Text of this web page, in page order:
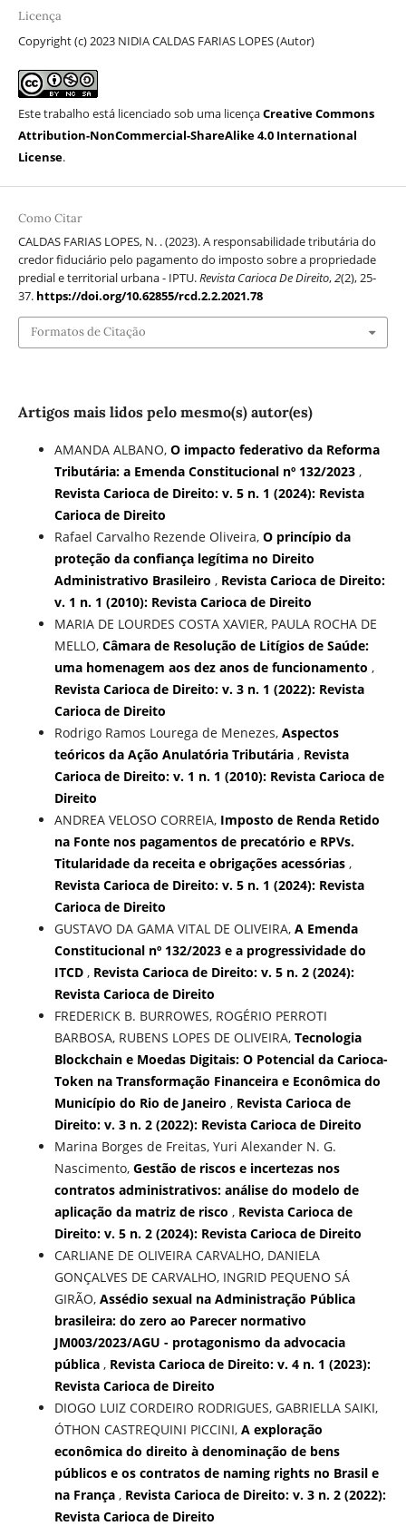
Licença
Copyright (c) 2023 NIDIA CALDAS FARIAS LOPES (Autor)
Este trabalho está licenciado sob uma licençaCreative Commons
Attribution-NonCommercial-ShareAlike 4.0 International
License.
Como Citar
CALDAS FARIAS LOPES, N. . (2023). A responsabilidade tributária do
credor fiduciário pelo pagamento do imposto sobre a propriedade
predial e territorial urbana - IPTU.Revista Carioca De Direito,2(2), 25-
37. https://doi.org/10.62855/rcd.2.2.2021.78
Formatos de Citação
Artigos mais lidos pelo mesmo(s) autor(es)
AMANDA ALBANO, O impacto federativo da Reforma
Tributária: a Emenda Constitucional nº 132/2023 ,
Revista Carioca de Direito: v. 5 n. 1 (2024): Revista
Carioca de Direito
Rafael Carvalho Rezende Oliveira, O princípio da
proteção da confiança legítima no Direito
Administrativo Brasileiro , Revista Carioca de Direito:
v. 1 n. 1 (2010): Revista Carioca de Direito
MARIA DE LOURDES COSTA XAVIER, PAULA ROCHA DE
MELLO, Câmara de Resolução de Litígios de Saúde:
uma homenagem aos dez anos de funcionamento ,
Revista Carioca de Direito: v. 3 n. 1 (2022): Revista
Carioca de Direito
Rodrigo Ramos Lourega de Menezes, Aspectos
teóricos da Ação Anulatória Tributária , Revista
Carioca de Direito: v. 1 n. 1 (2010): Revista Carioca de
Direito
ANDREA VELOSO CORREIA, Imposto de Renda Retido
na Fonte nos pagamentos de precatório e RPVs.
Titularidade da receita e obrigações acessórias ,
Revista Carioca de Direito: v. 5 n. 1 (2024): Revista
Carioca de Direito
GUSTAVO DA GAMA VITAL DE OLIVEIRA, A Emenda
Constitucional nº 132/2023 e a progressividade do
ITCD , Revista Carioca de Direito: v. 5 n. 2 (2024):
Revista Carioca de Direito
FREDERICK B. BURROWES, ROGÉRIO PERROTI
BARBOSA, RUBENS LOPES DE OLIVEIRA, Tecnologia
Blockchain e Moedas Digitais: O Potencial da Carioca-
Token na Transformação Financeira e Econômica do
Município do Rio de Janeiro , Revista Carioca de
Direito: v. 3 n. 2 (2022): Revista Carioca de Direito
Marina Borges de Freitas, Yuri Alexander N. G.
Nascimento, Gestão de riscos e incertezas nos
contratos administrativos: análise do modelo de
aplicação da matriz de risco , Revista Carioca de
Direito: v. 5 n. 2 (2024): Revista Carioca de Direito
CARLIANE DE OLIVEIRA CARVALHO, DANIELA
GONÇALVES DE CARVALHO, INGRID PEQUENO SÁ
GIRÃO, Assédio sexual na Administração Pública
brasileira: do zero ao Parecer normativo
JM003/2023/AGU - protagonismo da advocacia
pública , Revista Carioca de Direito: v. 4 n. 1 (2023):
Revista Carioca de Direito
DIOGO LUIZ CORDEIRO RODRIGUES, GABRIELLA SAIKI,
ÓTHON CASTREQUINI PICCINI, A exploração
econômica do direito à denominação de bens
públicos e os contratos de naming rights no Brasil e
na França , Revista Carioca de Direito: v. 3 n. 2 (2022):
Revista Carioca de Direito